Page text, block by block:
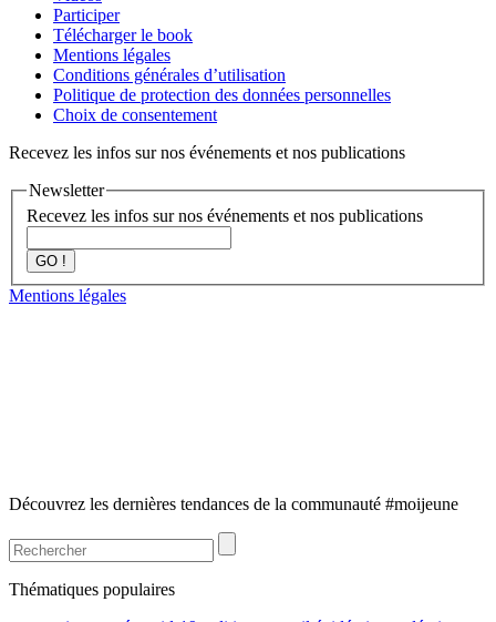
Participer
Télécharger le book
Mentions légales
Conditions générales d’utilisation
Politique de protection des données personnelles
Choix de consentement
Recevez les infos sur nos événements et nos publications
Newsletter
Recevez les infos sur nos événements et nos publications
GO !
Mentions légales
Découvrez les dernières tendances de la communauté #moijeune
Thématiques populaires